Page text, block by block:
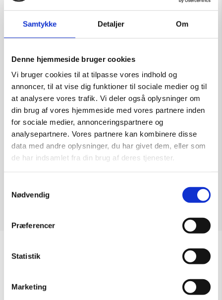
Samtykke Detaljer Om
Denne hjemmeside bruger cookies
Vi bruger cookies til at tilpasse vores indhold og
annoncer, til at vise dig funktioner til sociale medier og til
at analysere vores trafik. Vi deler også oplysninger om
din brug af vores hjemmeside med vores partnere inden
for sociale medier, annonceringspartnere og
analysepartnere. Vores partnere kan kombinere disse
data med andre oplysninger, du har givet dem, eller som
de har indsamlet fra din brug af deres tjenester.
Nødvendig
Præferencer
Statistik
Marketing
Sommeråbningstider